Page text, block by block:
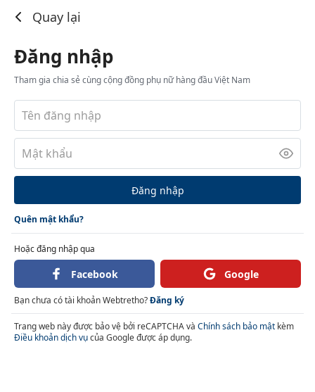
Quay lại
Đăng nhập
Tham gia chia sẻ cùng cộng đồng phụ nữ hàng đầu Việt Nam
Đăng nhập
Quên mật khẩu?
Hoặc đăng nhập qua
Facebook Google
Bạn chưa có tài khoản Webtretho?Đăng ký
Trang web này được bảo vệ bởi reCAPTCHA và Chính sách bảo mật kèm
Điều khoản dịch vụcủa Google được áp dụng.